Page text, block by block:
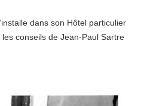
dans son Hôtel particulier
conseils de Jean-Paul Sartre